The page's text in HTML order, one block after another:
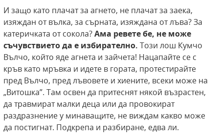
И защо като плачат за агнето, не плачат за заека,
изяждан от вълка, за сърната, изяждана от лъва? За
катеричката от сокола?Ама ревете бе, не може
съчувствието да е избирателно. Този лош Кумчо
Вълчо, който яде агнета и зайчета! Нацапайте се с
кръв като мръвка и идете в гората, протестирайте
пред Вълчо, пред лъвовете и хиените, всеки може на
„Витошка”. Там освен да притеснят някой възрастен,
да травмират малки деца или да провокират
раздразнение у минаващите, не виждам какво може
да постигнат. Подкрепа и разбиране, едва ли.